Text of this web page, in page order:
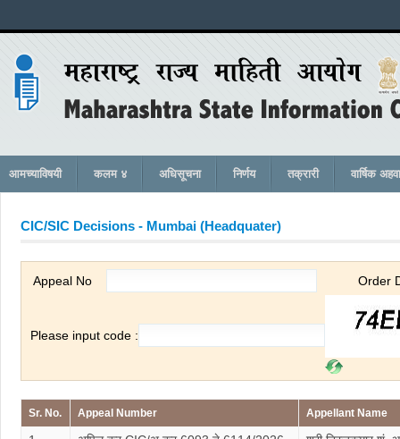
आमच्याविषयी कलम ४ अधिसूचना निर्णय तक्रारी वार्षिक
CIC/SIC Decisions - Mumbai (Headquater)
Appeal No Order
Please input code :
Sr. No. Appeal Number Appellant Name